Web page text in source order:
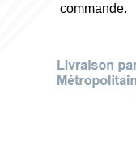
commande.